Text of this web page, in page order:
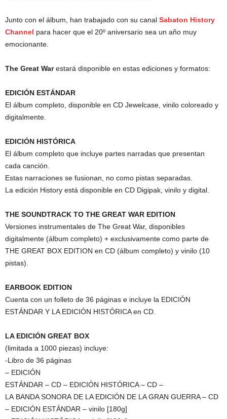
Junto con el álbum, han trabajado con su canal Sabaton History
Channel para hacer que el 20º aniversario sea un año muy
emocionante.
The Great Warestará disponible en estas ediciones y formatos:
EDICIÓN ESTÁNDAR
El álbum completo, disponible en CD Jewelcase, vinilo coloreado y
digitalmente.
EDICIÓN HISTÓRICA
El álbum completo que incluye partes narradas que presentan
cada canción.
Estas narraciones se fusionan, no como pistas separadas.
La edición History está disponible en CD Digipak, vinilo y digital.
THE SOUNDTRACK TO THE GREAT WAR EDITION
Versiones instrumentales de The Great War, disponibles
digitalmente (álbum completo) + exclusivamente como parte de
THE GREAT BOX EDITION en CD (álbum completo) y vinilo (10
pistas).
EARBOOK EDITION
Cuenta con un folleto de 36 páginas e incluye la EDICIÓN
ESTÁNDAR Y LA EDICIÓN HISTÓRICA en CD.
LA EDICIÓN GREAT BOX
(limitada a 1000 piezas) incluye:
-Libro de 36 páginas
– EDICIÓN
ESTÁNDAR – CD – EDICIÓN HISTÓRICA – CD –
LA BANDA SONORA DE LA EDICIÓN DE LA GRAN GUERRA – CD
– EDICIÓN ESTÁNDAR – vinilo [180g]